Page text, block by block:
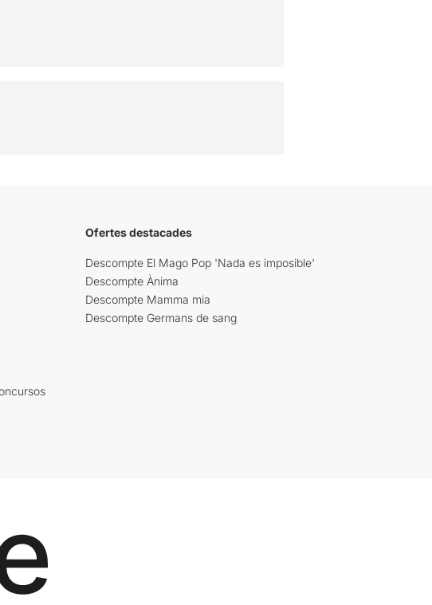
Ofertes destacades
Descompte El Mago Pop 'Nada es imposible'
Descompte Ànima
Descompte Mamma mia
Descompte Germans de sang